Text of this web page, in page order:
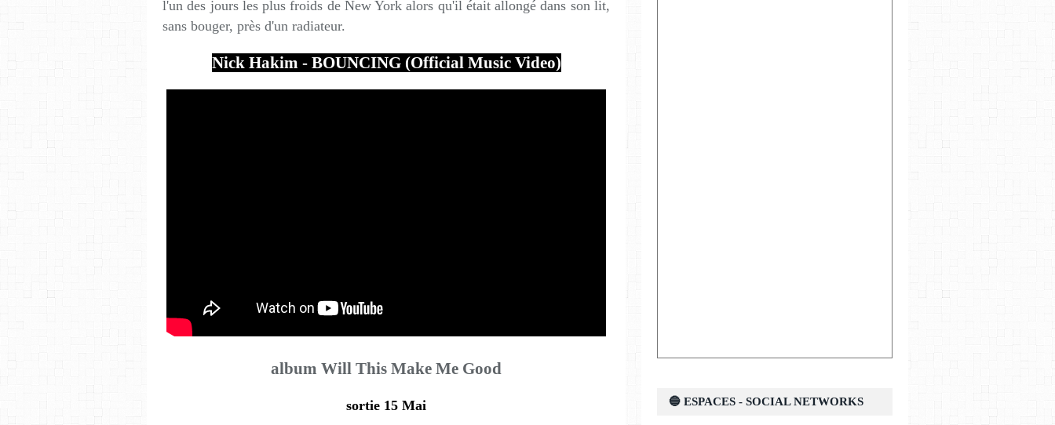
l'un des jours les plus froids de New York alors qu'il était allongé dans son lit,
sans bouger, près d'un radiateur.
Nick Hakim - BOUNCING (Official Music Video)
album Will This Make Me Good
sortie 15 Mai 🔵 ESPACES - SOCIAL NETWORKS